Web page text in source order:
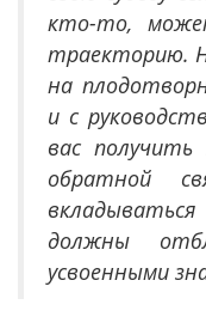
кто-то,
траекторию.
на
и с
вас
обратной
должны
усвоенными